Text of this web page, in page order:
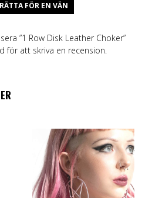
FÖR EN VÄN
”1 Row Disk Leather Choker”
för att skriva en recension.